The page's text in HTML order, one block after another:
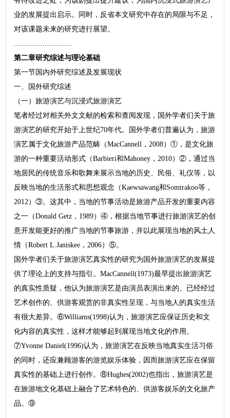
业的发展提出启示。同时，反省本文研究中存在的局限与不足，
对该课题未来的研究进行展望。
第二章研究综述与理论基础
第一节国内外研究综述及发展现状
一、国外研究综述
（一）旅游演艺与沉浸式旅游演艺
笔者经过对相关外文文献的检索和查阅发现，国外学者们关于旅
游演艺的研究开始于上世纪70年代。国外学者们普遍认为，旅游
演艺属于文化旅游产品范畴（MacCannell，2008）①，是文化旅
游的一种重要活动形式（Barbieri和Mahoney，2010）②，通过当
地居民的传统音乐和歌舞来展示当地的历史、民俗、礼仪等，以
反映当地的生活形式和思想观念（Kaewsawang和Somtrakoo等，
2012）③。这其中，当地的节事活动是旅游产品开发的重要内容
之一（Donald Getz，1989）④，根据当地节事进行旅游演艺的创
意开发能更好的推广当地的节事旅游，并以此展现当地的风土人
情（Robert L.Janiskee，2006）⑤。
国外学者们关于旅游演艺真实性的研究为国外旅游演艺的发展提
供了理论上的支持与指引。MacCannell(1973)最早提出旅游演艺
的真实性质疑，他认为旅游演艺是由演员表演出来的、已经经过
艺术创作的、供游客观赏的非真实性呈现，与当地人的真实生活
有很大差异。⑥Williams(1998)认为，旅游演艺应保证历史和文
化内容的真实性，这样才能够起到展现当地文化的作用。
⑦Yvonne Daniel(1996)认为，旅游演艺在反映当地真实生活习俗
的同时，还应兼顾游客的游览娱乐体验，因而旅游演艺应在保留
真实性的基础上进行创作。⑧Hughes(2002)也指出，旅游演艺是
在旅游地文化基础上融合了艺术特色的、供游客娱乐的文化旅产
品。⑨